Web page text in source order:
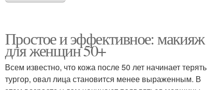
Простое и эффективное: макияж
для женщин 50+
Всем известно, что кожа после 50 лет начинает терять
тургор, овал лица становится менее выраженным. В